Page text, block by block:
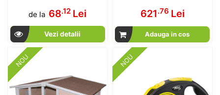
de la 68.12 Lei
Vezi detalii
621.76 Lei
Adauga in cos
NOU NOU